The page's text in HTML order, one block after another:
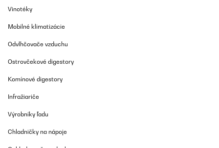
Vinotéky
Mobilné klimatizácie
Odvlhčovače vzduchu
Ostrovčekové digestory
Komínové digestory
Infražiariče
Výrobníky ľadu
Chladničky na nápoje